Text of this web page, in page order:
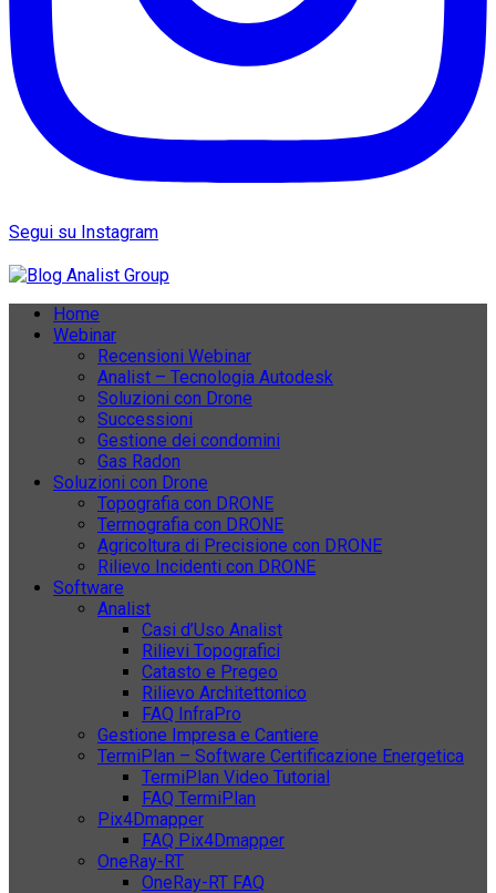
Segui su Instagram
Home
Webinar
Recensioni Webinar
Analist – Tecnologia Autodesk
Soluzioni con Drone
Successioni
Gestione dei condomini
Gas Radon
Soluzioni con Drone
Topografia con DRONE
Termografia con DRONE
Agricoltura di Precisione con DRONE
Rilievo Incidenti con DRONE
Software
Analist
Casi d’Uso Analist
Rilievi Topografici
Catasto e Pregeo
Rilievo Architettonico
FAQ InfraPro
Gestione Impresa e Cantiere
TermiPlan – Software Certificazione Energetica
TermiPlan Video Tutorial
FAQ TermiPlan
Pix4Dmapper
FAQ Pix4Dmapper
OneRay-RT
OneRay-RT FAQ